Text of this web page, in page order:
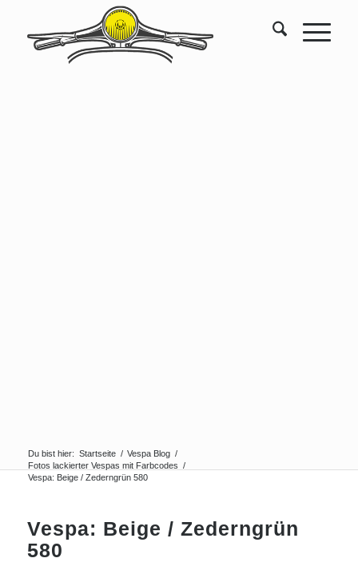
Du bist hier: Startseite / Vespa Blog /
Fotos lackierter Vespas mit Farbcodes /
Vespa: Beige / Zederngrün 580
Vespa: Beige / Zederngrün
580